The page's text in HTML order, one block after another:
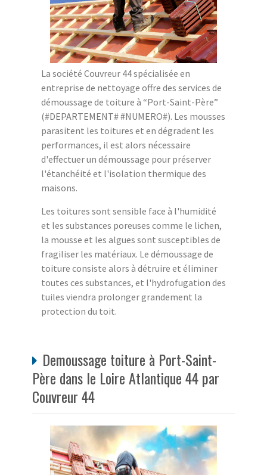
La société Couvreur 44 spécialisée en
entreprise de nettoyage offre des services de
démoussage de toiture à “Port-Saint-Père”
(#DEPARTEMENT# #NUMERO#). Les mousses
parasitent les toitures et en dégradent les
performances, il est alors nécessaire
d'effectuer un démoussage pour préserver
l'étanchéité et l'isolation thermique des
maisons.
Les toitures sont sensible face à l'humidité
et les substances poreuses comme le lichen,
la mousse et les algues sont susceptibles de
fragiliser les matériaux. Le démoussage de
toiture consiste alors à détruire et éliminer
toutes ces substances, et l'hydrofugation des
tuiles viendra prolonger grandement la
protection du toit.
Demoussage toiture à Port-Saint-
Père dans le Loire Atlantique 44 par
Couvreur 44